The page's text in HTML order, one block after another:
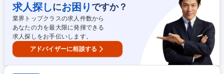
確認 → 15:00 A-SITEにご来店されたお客様と商談 → 17:00 見積書作成・
事務処理 → 18:00退社 ★ノルマはなく目標数字を追うスタイルで、ペナ
ルティもないため安定して働けます。★製品の機能性だけでなく、雑誌掲
載もされるデザイン性の高さが武器になります。 募集職種 第二新卒・営
業未経験歓迎◎【新潟エリア/営業】ガレージ提案/ノルマ無
求人探しにお困り ですか？
業界トップクラスの求人件数から
あなたの力を最大限に発揮できる
求人探しをお手伝いします。
アドバイザーに相談する